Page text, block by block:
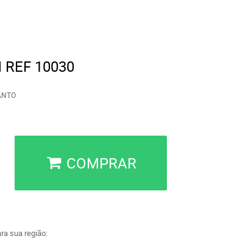
REF 10030
COMPRAR
sua região: